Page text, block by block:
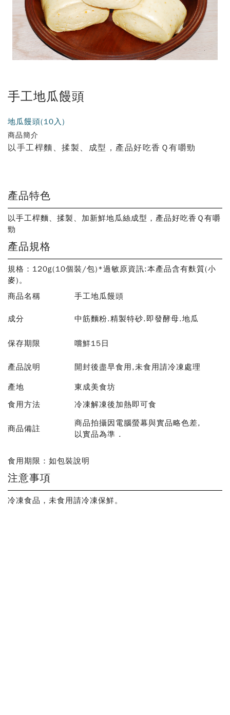
手工地瓜饅頭
地瓜饅頭(10入)
商品簡介
以手工桿麵、揉製、成型，產品好吃香Ｑ有嚼勁
產品特色
以手工桿麵、揉製、加新鮮地瓜絲成型，產品好吃香Ｑ有嚼
勁
產品規格
規格：120g(10個裝/包)*過敏原資訊:本產品含有麩質(小
麥)。
商品名稱
手工地瓜饅頭
成分 中筋麵粉.精製特砂.即發酵母.地瓜
保存期限 嚐鮮15日
產品說明 開封後盡早食用,未食用請冷凍處理
產地
東成美食坊
食用方法
冷凍解凍後加熱即可食
商品備註
商品拍攝因電腦螢幕與實品略色差,
以實品為準 .
食用期限 ： 如包裝說明
注意事項
冷凍食品，未食用請冷凍保鮮。